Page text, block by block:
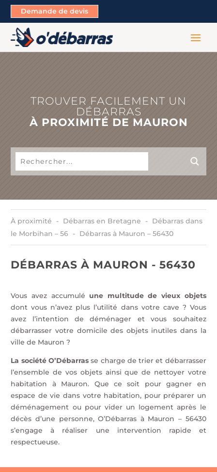
Demande de devis
TROUVER FACILEMENT UN
DÉBARRAS
À PROXIMITÉ DE MAURON
À proximité Débarras en Bretagne
Débarras dans
le Morbihan – 56
Débarras à Mauron – 56430
DÉBARRAS À MAURON - 56430
Vous avez accumulé une multitude de vieux objets
dont vous n’avez plus l’utilité dans votre cave ? Vous
avez l’intention de déménager et vous souhaitez
débarrasser votre domicile des objets inutiles dans la
ville de Mauron ?
La société O’Débarrasse charge de trier et débarrasser
l’ensemble de vos objets ainsi que de nettoyer votre
habitation à Mauron. Que ce soit pour gagner en
espace de vie dans votre habitation, pour préparer un
déménagement ou pour vider un logement après le
décès d’une personne, O’Débarras à Mauron – 56430
s’engage à réaliser une intervention rapide et
respectueuse.